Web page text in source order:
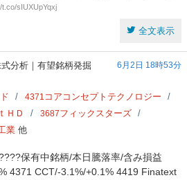
t.co/sIUXUpYqxj
全文表示
分析｜有望銘柄発掘 6月2日 18時53分
4371 コアコンセプトテクノロジー
ＨＤ 3687フィックスターズ
業 他
保有中銘柄/本日騰落率/含み損益
4371 CCT/-3.1%/+0.1% 4419 Finatext